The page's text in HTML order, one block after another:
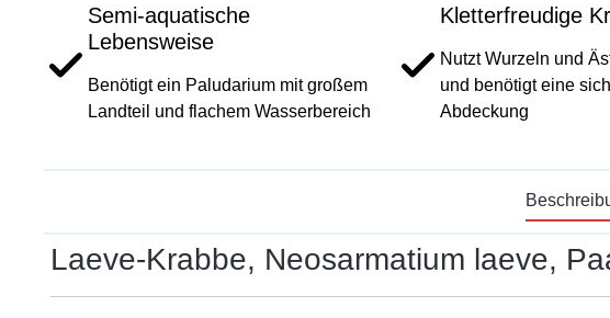
Semi-aquatische
Lebensweise
Benötigt ein Paludarium mit großem
Landteil und flachem Wasserbereich
Kletterfreudige
Nutzt Wurzeln und
und benötigt eine
Abdeckung
Laeve-Krabbe, Neosarmatium laeve,